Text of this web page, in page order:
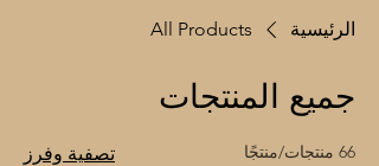
الرئيسية All Products
جميع المنتجات
66 منتجات/منتجًا تصفية وفرز